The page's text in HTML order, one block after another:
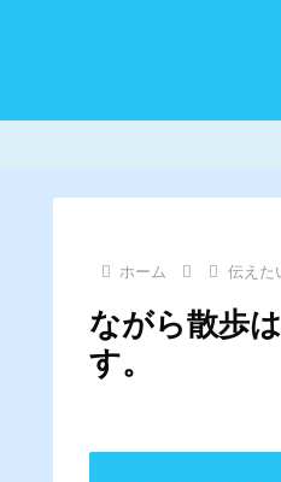
ホーム 伝えた
ながら散歩
す。